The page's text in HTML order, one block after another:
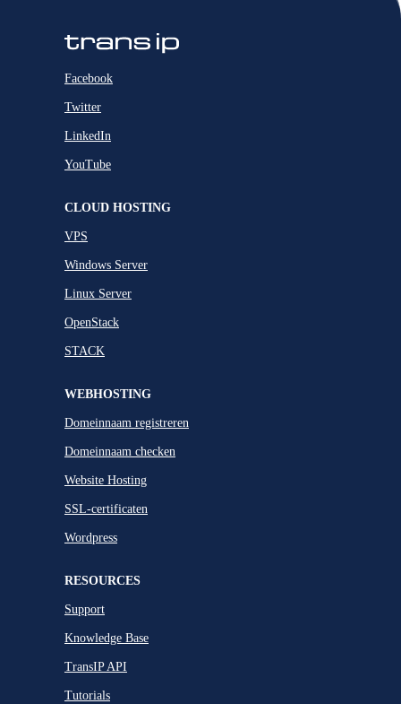
Facebook
Twitter
LinkedIn
YouTube
CLOUD HOSTING
VPS
Windows Server
Linux Server
OpenStack
STACK
WEBHOSTING
Domeinnaam registreren
Domeinnaam checken
Website Hosting
SSL-certificaten
Wordpress
RESOURCES
Support
Knowledge Base
TransIP API
Tutorials